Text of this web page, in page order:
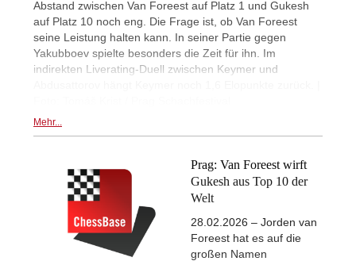
Abstand zwischen Van Foreest auf Platz 1 und Gukesh
auf Platz 10 noch eng. Die Frage ist, ob Van Foreest
seine Leistung halten kann. In seiner Partie gegen
Yakubboev spielte besonders die Zeit für ihn. Im
indirekten Liverating-Duell zwischen Keymer und
Mehr...
Prag: Van Foreest wirft
Gukesh aus Top 10 der
Welt
28.02.2026 – Jorden van
Foreest hat es auf die
großen Namen